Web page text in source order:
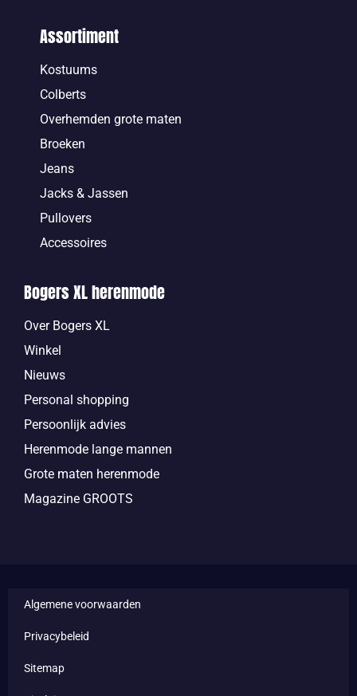
Assortiment
Kostuums
Colberts
Overhemden grote maten
Broeken
Jeans
Jacks & Jassen
Pullovers
Accessoires
Bogers XL herenmode
Over Bogers XL
Winkel
Nieuws
Personal shopping
Persoonlijk advies
Herenmode lange mannen
Grote maten herenmode
Magazine GROOTS
Algemene voorwaarden
Privacybeleid
Sitemap